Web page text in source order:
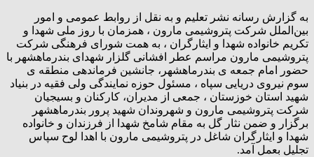
به گزارش رسانه نشر تعلیم و به نقل از روابط عمومی و امور
بین‌الملل شرکت پتروشیمی مارون ، همزمان با روز ملی شهدا و
تکریم خانواده شهدا و ایثارگران ، به همت شورای فرهنگی شرکت
پتروشیمی مارون مراسم عطر افشانی گلزار شهدای بندرماهشهر با
حضور امام جمعه ی بندرماهشهر، جانشین فرماندهی منطقه ی
سوم نیروی دریایی سپاه ، مسئول حوزه نمایندگی ولی فقیه در بنیاد
شهید استان خوزستان ، جمعی از مدیران، کارکنان و بسیجیان
شرکت پتروشیمی مارون و شهروندان شهید پرور بندرماهشهر
برگزار و ضمن نثار گل به مقام شامخ شهدا از فرزندان و خانواده
شهدا و ایثارگران شاغل در پتروشیمی مارون با اهدا لوح سپاس
تجلیل بعمل آمد.